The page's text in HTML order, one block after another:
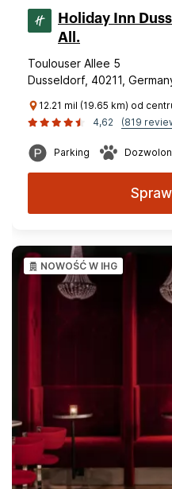
Holiday Inn
All.
Toulouser Allee 5
Dusseldorf, 40211,
12.21 mil (19.65 km) od
4,62
(819
Parking
NOWOŚĆ W IHG